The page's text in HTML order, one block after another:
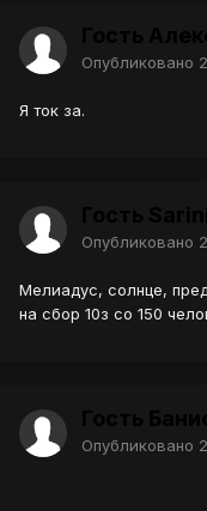
Опубликовано
Я ток за.
Опубликовано
Мелиадус, солнце,
на сбор 10з со 150
Опубликовано